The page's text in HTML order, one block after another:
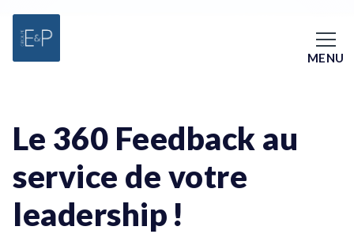
MENU
Le 360 Feedback au
service de votre
leadership !